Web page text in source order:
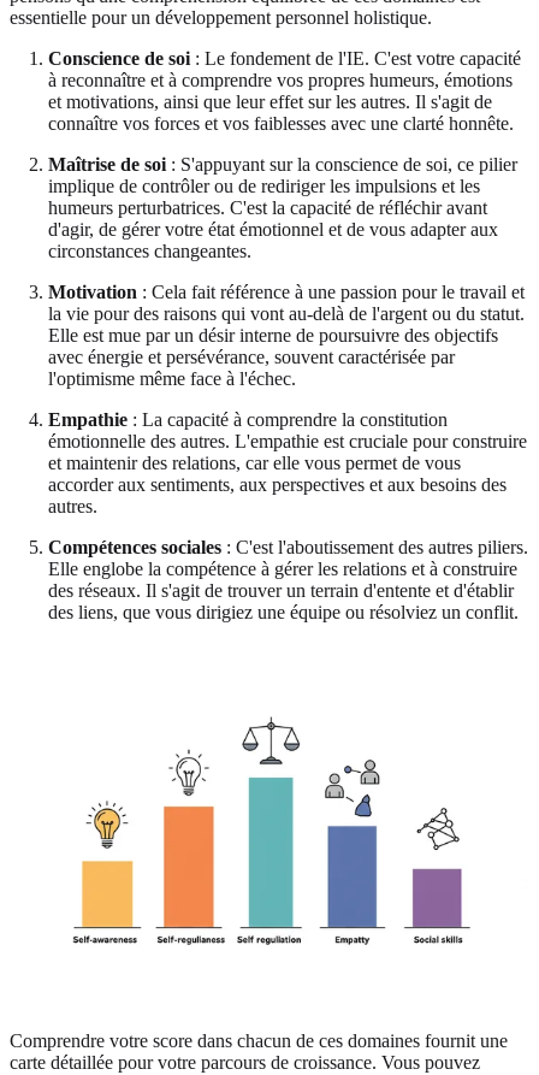
essentielle pour un développement personnel holistique.
Conscience de soi : Le fondement de l'IE. C'est votre capacité
à reconnaître et à comprendre vos propres humeurs, émotions
et motivations, ainsi que leur effet sur les autres. Il s'agit de
connaître vos forces et vos faiblesses avec une clarté honnête.
Maîtrise de soi : S'appuyant sur la conscience de soi, ce pilier
implique de contrôler ou de rediriger les impulsions et les
humeurs perturbatrices. C'est la capacité de réfléchir avant
d'agir, de gérer votre état émotionnel et de vous adapter aux
circonstances changeantes.
Motivation : Cela fait référence à une passion pour le travail et
la vie pour des raisons qui vont au-delà de l'argent ou du statut.
Elle est mue par un désir interne de poursuivre des objectifs
avec énergie et persévérance, souvent caractérisée par
l'optimisme même face à l'échec.
Empathie : La capacité à comprendre la constitution
émotionnelle des autres. L'empathie est cruciale pour construire
et maintenir des relations, car elle vous permet de vous
accorder aux sentiments, aux perspectives et aux besoins des
autres.
Compétences sociales : C'est l'aboutissement des autres piliers.
Elle englobe la compétence à gérer les relations et à construire
des réseaux. Il s'agit de trouver un terrain d'entente et d'établir
des liens, que vous dirigiez une équipe ou résolviez un conflit.
Comprendre votre score dans chacun de ces domaines fournit une
carte détaillée pour votre parcours de croissance. Vous pouvez